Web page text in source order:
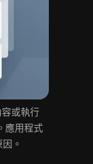
或執行
應用程式
。